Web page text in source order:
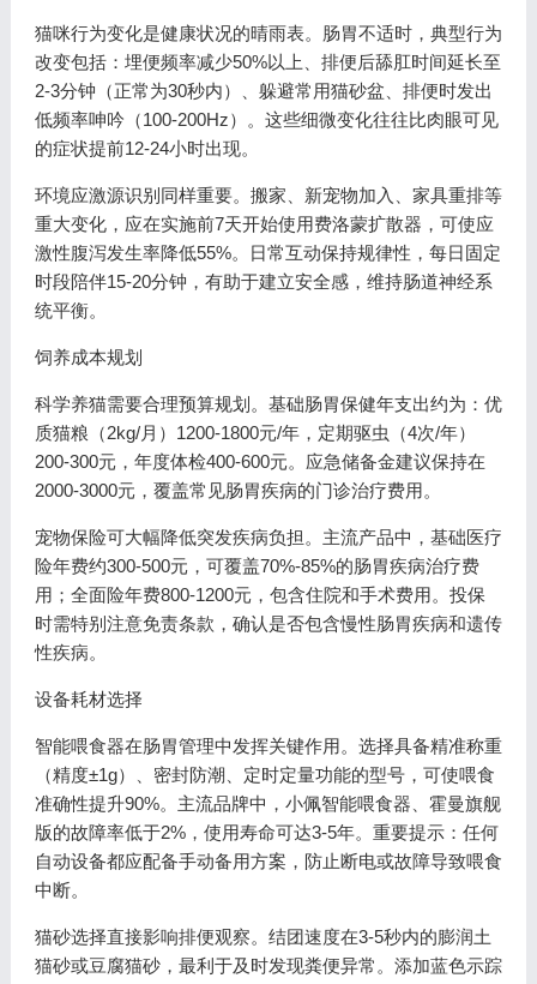
猫咪行为变化是健康状况的晴雨表。肠胃不适时，典型行为
改变包括：埋便频率减少50%以上、排便后舔肛时间延长至
2-3分钟（正常为30秒内）、躲避常用猫砂盆、排便时发出
低频率呻吟（100-200Hz）。这些细微变化往往比肉眼可见
的症状提前12-24小时出现。
环境应激源识别同样重要。搬家、新宠物加入、家具重排等
重大变化，应在实施前7天开始使用费洛蒙扩散器，可使应
激性腹泻发生率降低55%。日常互动保持规律性，每日固定
时段陪伴15-20分钟，有助于建立安全感，维持肠道神经系
统平衡。
饲养成本规划
科学养猫需要合理预算规划。基础肠胃保健年支出约为：优
质猫粮（2kg/月）1200-1800元/年，定期驱虫（4次/年）
200-300元，年度体检400-600元。应急储备金建议保持在
2000-3000元，覆盖常见肠胃疾病的门诊治疗费用。
宠物保险可大幅降低突发疾病负担。主流产品中，基础医疗
险年费约300-500元，可覆盖70%-85%的肠胃疾病治疗费
用；全面险年费800-1200元，包含住院和手术费用。投保
时需特别注意免责条款，确认是否包含慢性肠胃疾病和遗传
性疾病。
设备耗材选择
智能喂食器在肠胃管理中发挥关键作用。选择具备精准称重
（精度±1g）、密封防潮、定时定量功能的型号，可使喂食
准确性提升90%。主流品牌中，小佩智能喂食器、霍曼旗舰
版的故障率低于2%，使用寿命可达3-5年。重要提示：任何
自动设备都应配备手动备用方案，防止断电或故障导致喂食
中断。
猫砂选择直接影响排便观察。结团速度在3-5秒内的膨润土
猫砂或豆腐猫砂，最利于及时发现粪便异常。添加蓝色示踪